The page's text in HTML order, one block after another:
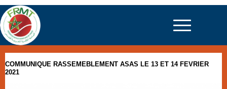
COMMUNIQUE RASSEMEBLEMENT ASAS LE 13 ET 14 FEVRIER
2021